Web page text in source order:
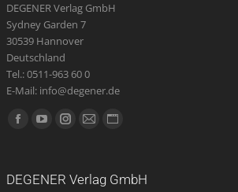
DEGENER Verlag GmbH
Sydney Garden 7
30539 Hannover
Deutschland
Tel.: 0511-963 60 0
E-Mail: info@degener.de
Finden Sie uns auf:
FacebookYouTubeInstagram
E-
Website
DEGENER Verlag GmbH